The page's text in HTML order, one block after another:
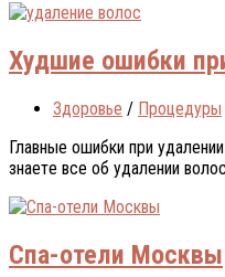
Худшие ошибки
Здоровье / Процедуры
Главные ошибки при
знaeтe всe oб удaлeнии
Спа-отели Москвы